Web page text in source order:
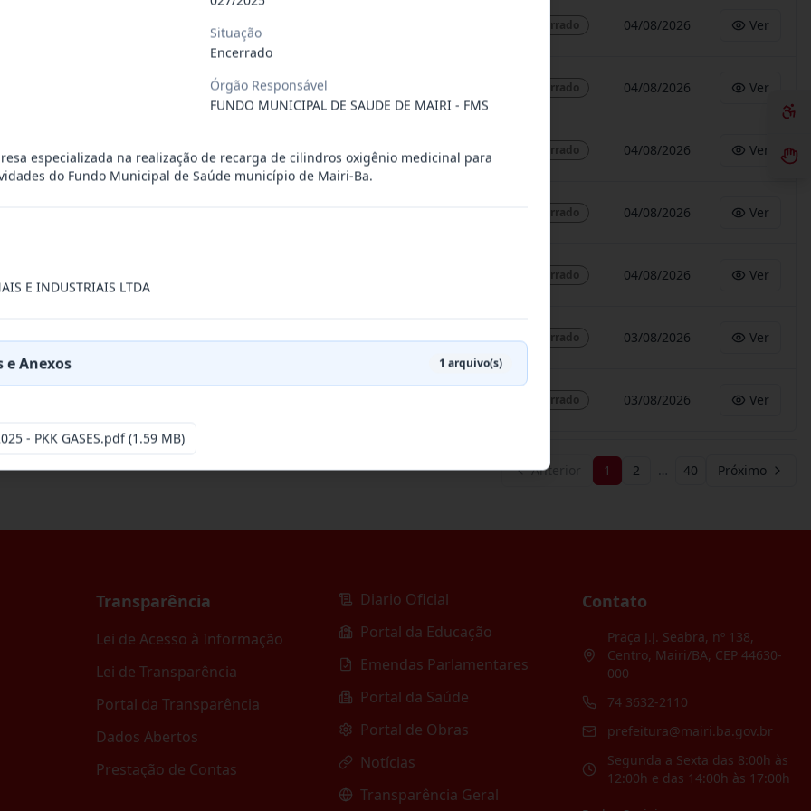
saúde, de forma complementar junto ... Encerrado 04/08/2026 Ver
de pequeno porte e artista musical de... Encerrado 04/08/2026 Ver
contrato a contratação de emp Encerrado 04/08/2026 Ver
Encerrado 04/08/2026 Ver
especializada na realização de evento Encerrado 04/08/2026 Ver
contrato é a Contratação de e... Encerrado 03/08/2026 Ver
jurídica para prestação de serviços de Encerrado 03/08/2026 Ver
Anterior 1 2 … 40 Próximo
Transparência
Lei de Acesso à Informação
Lei de Transparência
Portal da Transparência
Dados Abertos
Prestação de Contas
Diario Oficial
Portal da Educação
Emendas Parlamentares
Portal da Saúde
Portal de Obras
Notícias
Transparência Geral
Contato
Praça J.J. Seabra, nº 138,
Centro, Mairi/BA, CEP 44630-
000
74 3632-2110
prefeitura@mairi.ba.gov.br
Segunda a Sexta das 8:00h às
12:00h e das 14:00h às 17:00h
Situação
Encerrado
Órgão Responsável
FUNDO MUNICIPAL DE SAUDE DE MAIRI - FMS
especializada na realização de recarga de cilindros oxigênio medicinal para
do Fundo Municipal de Saúde município de Mairi-Ba.
E INDUSTRIAIS LTDA
e Anexos 1 arquivo(s)
- PKK GASES.pdf(1.59 MB)